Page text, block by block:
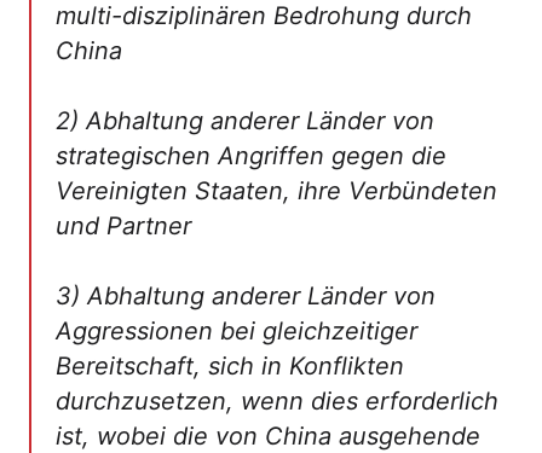
multi-disziplinären Bedrohung durch
China
2) Abhaltung anderer Länder von
strategischen Angriffen gegen die
Vereinigten Staaten, ihre Verbündeten
und Partner
3) Abhaltung anderer Länder von
Aggressionen bei gleichzeitiger
Bereitschaft, sich in Konflikten
durchzusetzen, wenn dies erforderlich
ist, wobei die von China ausgehende